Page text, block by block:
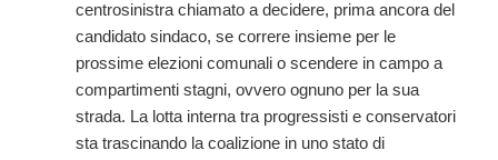
centrosinistra chiamato a decidere, prima ancora del
candidato sindaco, se correre insieme per le
prossime elezioni comunali o scendere in campo a
compartimenti stagni, ovvero ognuno per la sua
strada. La lotta interna tra progressisti e conservatori
sta trascinando la coalizione in uno stato di